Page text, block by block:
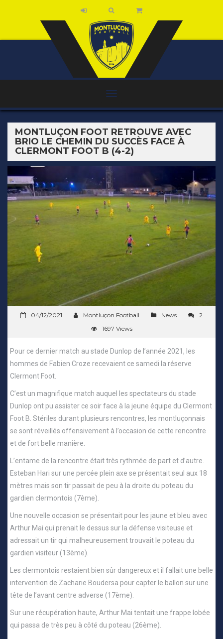
MONTLUÇON FOOT RETROUVE AVEC
BRIO LE CHEMIN DU SUCCÈS FACE À
CLERMONT FOOT B (4-2)
04/12/2021 Montluçon Football News
2
1697 Views
Pour ce dernier match au stade Dunlop de l’année 2021, les
hommes de Fabien Croze recevaient ce samedi la réserve
Clermont Foot.
C’est un magnifique match auquel les spectateurs du stade
Dunlop ont pu assister ce soir face à la jeune équipe du Clermont
Foot B. Stériles durant plusieurs rencontres, les montluçonnais
se sont réveillés offensivement à l’occasion de cette rencontre
et de fort belle manière.
L’entame de la rencontre était très rythmée de part et d’autre.
Esteban Hari sur une percée plein axe se présentait seul aux 18
mètres mais son tir passait de peu à la droite du poteau du
gardien clermontois (7ème).
Une nouvelle occasion se présentait pour les jaune et bleu avec
Arthur Mai qui prenait le dessus sur la défense visiteuse et
adressait un tir qui malheureusement trouvait le poteau du
gardien visiteur (13ème).
Les clermontois restaient bien sûr dangereux et il fallait une belle
intervention de Zacharie Boudersa pour capter le ballon sur une
tête de l’avant centre adverse (17ème).
Sur une récupération haute, Arthur Mai tentait une frappe lobée
qui passa de très peu à côté du poteau (26ème).